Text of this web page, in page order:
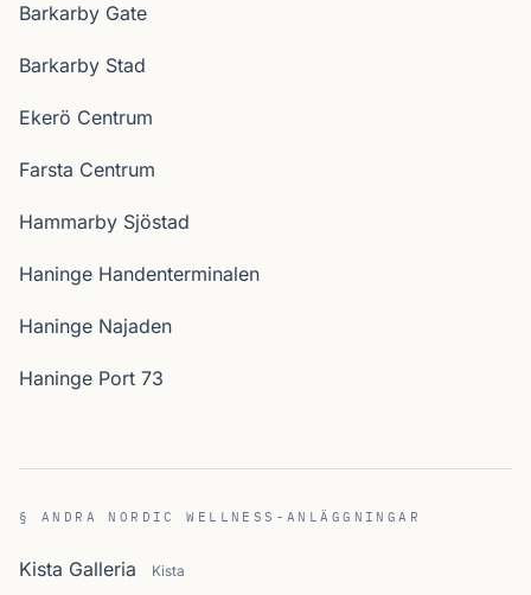
Barkarby Gate
Barkarby Stad
Ekerö Centrum
Farsta Centrum
Hammarby Sjöstad
Haninge Handenterminalen
Haninge Najaden
Haninge Port 73
§ ANDRA NORDIC WELLNESS-ANLÄGGNINGAR
Kista Galleria Kista